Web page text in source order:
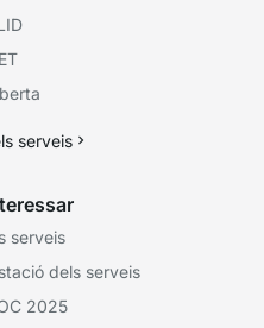
serveis
serveis
dels serveis
2025